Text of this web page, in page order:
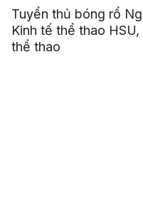
Tuyển thủ bóng rổ
Kinh tế thể thao
thể thao